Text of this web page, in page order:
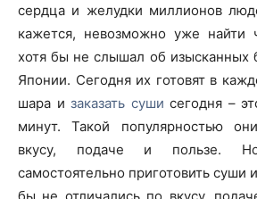
сердца и желудки миллионов
кажется, невозможно уже найти
хотя бы не слышал об изысканных
Японии. Сегодня их готовят в
шара и заказать суши сегодня –
минут. Такой популярностью
вкусу, подаче и пользе.
самостоятельно приготовить суши